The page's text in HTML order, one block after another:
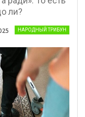
ли?
НАРОДНЫЙ ТРИБУН